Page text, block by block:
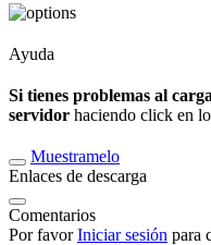
Ayuda
Si tienes problemas al
servidor haciendo click en
Muestramelo
Enlaces de descarga
Comentarios
Por favorIniciar sesión para